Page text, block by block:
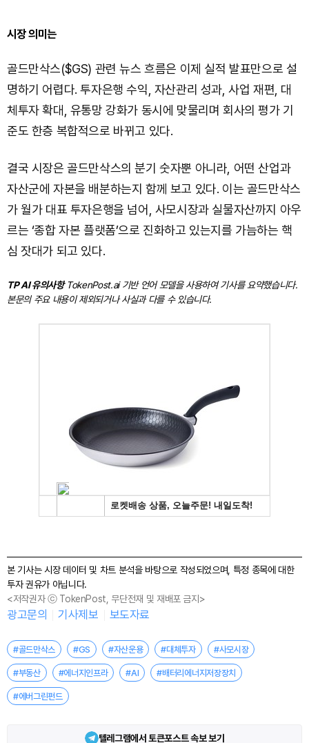
시장 의미는
골드만삭스($GS) 관련 뉴스 흐름은 이제 실적 발표만으로 설
명하기 어렵다. 투자은행 수익, 자산관리 성과, 사업 재편, 대
체투자 확대, 유통망 강화가 동시에 맞물리며 회사의 평가 기
준도 한층 복합적으로 바뀌고 있다.
결국 시장은 골드만삭스의 분기 숫자뿐 아니라, 어떤 산업과
자산군에 자본을 배분하는지 함께 보고 있다. 이는 골드만삭스
가 월가 대표 투자은행을 넘어, 사모시장과 실물자산까지 아우
르는 ‘종합 자본 플랫폼’으로 진화하고 있는지를 가늠하는 핵
심 잣대가 되고 있다.
TP AI 유의사항TokenPost.ai 기반 언어 모델을 사용하여 기사를 요약했습니다.
본문의 주요 내용이 제외되거나 사실과 다를 수 있습니다.
본 기사는 시장 데이터 및 차트 분석을 바탕으로 작성되었으며, 특정 종목에 대한
투자 권유가 아닙니다.
<저작권자 ⓒ TokenPost, 무단전재 및 재배포 금지>
광고문의 기사제보 보도자료
#골드만삭스 #GS #자산운용 #대체투자 #사모시장
#부동산 #에너지인프라 #AI #배터리에너지저장장치
#에버그린펀드
텔레그램에서 토큰포스트 속보 보기